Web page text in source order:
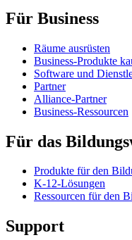
Für Business
Räume ausrüsten
Business-Produkte
Software und
Partner
Alliance-Partner
Business-Ressourcen
Für das
Produkte für den
K-12-Lösungen
Ressourcen für den
Support